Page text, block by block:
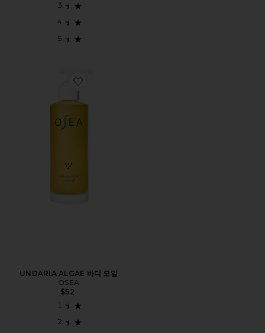
Favorite UNDARIA ALGAE 바디 오일
UNDARIA ALGAE 바디 오일
OSEA
$52